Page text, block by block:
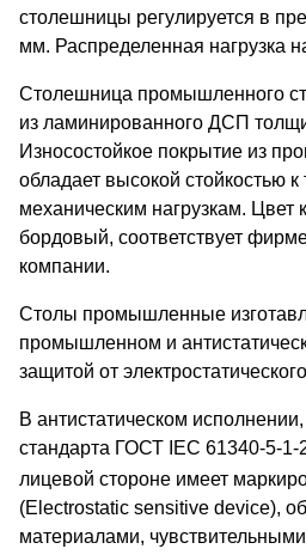
столешницы регулируется в
мм. Распределенная нагрузка
Столешница промышленного
из ламинированного ДСП
Износостойкое покрытие из
обладает высокой стойкостью
механическим нагрузкам. Цвет
бордовый, соответствует
компании.
Столы промышленные
промышленном и
защитой от
В антистатическом
стандарта ГОСТ IEC 61340-5-
лицевой стороне имеет
(Electrostatic sensitive device),
материалами, чувствительными